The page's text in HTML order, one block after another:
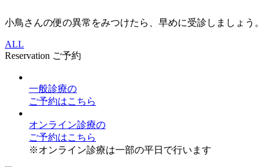
小鳥さんの便の異常をみつけたら、早めに受診しましょう。
ALL
Reservation ご予約
一般診療の
ご予約はこちら
オンライン診療の
ご予約はこちら
※オンライン診療は一部の平日で行います